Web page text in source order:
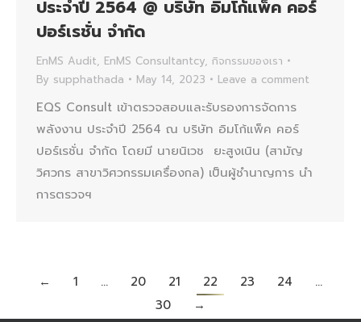
ประจำปี 2564 @ บริษัท อิมโก้แพ็ค คอร์
ปอร์เรชั่น จำกัด
EnMS Audit, EnMS Consultantcy, กิจกรรมของเรา
By supphathada May 14, 2023 Leave a comment
EQS Consult เข้าตรวจสอบและรับรองการจัดการ
พลังงาน ประจำปี 2564 ณ บริษัท อิมโก้แพ็ค คอร์
ปอร์เรชั่น จำกัด โดยมี นายนิเวช ยะสูงเนิน (สามัญ
วิศวกร สาขาวิศวกรรมเครื่องกล) เป็นผู้ชำนาญการ นำ
การตรวจฯ
← 1 … 20 21 22 23 24
…
30
→